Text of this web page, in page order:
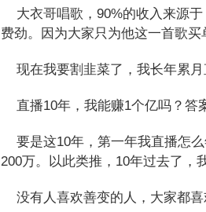
大衣哥唱歌，90%的收入来源于
费劲。因为大家只为他这一首歌买
现在我要割韭菜了，我长年累月
直播10年，我能赚1个亿吗？答
要是这10年，第一年我直播怎么
200万。以此类推，10年过去了，
没有人喜欢善变的人，大家都喜